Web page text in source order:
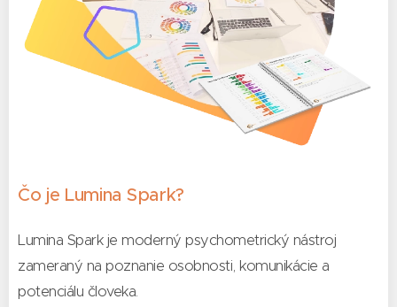
Čo je Lumina Spark?
Lumina Spark je moderný psychometrický nástroj
zameraný na poznanie osobnosti, komunikácie a
potenciálu človeka.